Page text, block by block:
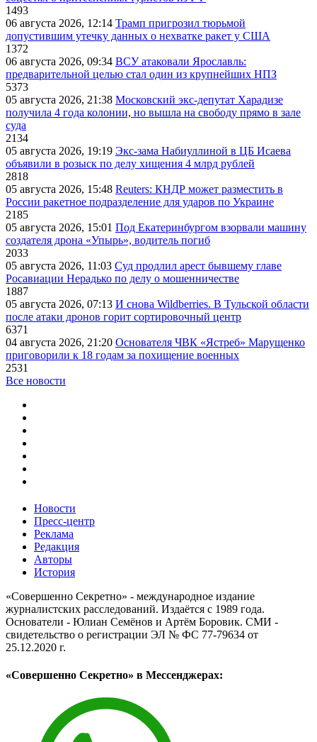
1493
06 августа 2026, 12:14 Трамп пригрозил тюрьмой
допустившим утечку данных о нехватке ракет у США
1372
06 августа 2026, 09:34 ВСУ атаковали Ярославль:
предварительной целью стал один из крупнейших НПЗ
5373
05 августа 2026, 21:38 Московский экс-депутат Харадизе
получила 4 года колонии, но вышла на свободу прямо в зале
суда
2134
05 августа 2026, 19:19 Экс-зама Набиуллиной в ЦБ Исаева
объявили в розыск по делу хищения 4 млрд рублей
2818
05 августа 2026, 15:48 Reuters: КНДР может разместить в
России ракетное подразделение для ударов по Украине
2185
05 августа 2026, 15:01 Под Екатеринбургом взорвали машину
создателя дрона «Упырь», водитель погиб
2033
05 августа 2026, 11:03 Суд продлил арест бывшему главе
Росавиации Нерадько по делу о мошенничестве
1887
05 августа 2026, 07:13 И снова Wildberries. В Тульской области
после атаки дронов горит сортировочный центр
6371
04 августа 2026, 21:20 Основателя ЧВК «Ястреб» Марущенко
приговорили к 18 годам за похищение военных
2531
Все новости
Новости
Пресс-центр
Реклама
Редакция
Авторы
История
«Совершенно Секретно» - международное издание
журналистских расследований. Издаётся с 1989 года.
Основатели - Юлиан Семёнов и Артём Боровик. CМИ -
свидетельство о регистрации ЭЛ № ФС 77-79634 от
25.12.2020 г.
«Совершенно Секретно» в Мессенджерах: